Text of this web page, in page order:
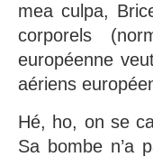
mea culpa,
corporels
européenne
aériens
Hé, ho, on se
Sa bombe n’a